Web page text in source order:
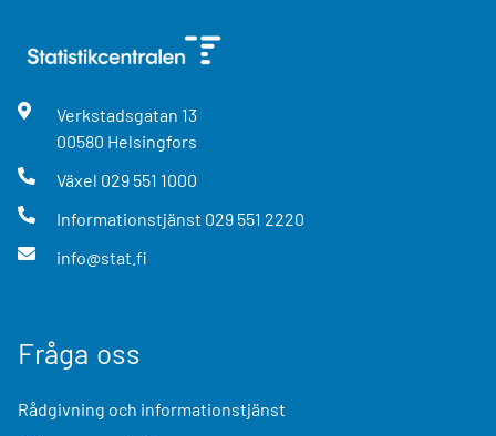
Verkstadsgatan 13
00580 Helsingfors
Växel 029 551 1000
Informationstjänst 029 551 2220
info@stat.fi
Fråga oss
Rådgivning och informationstjänst